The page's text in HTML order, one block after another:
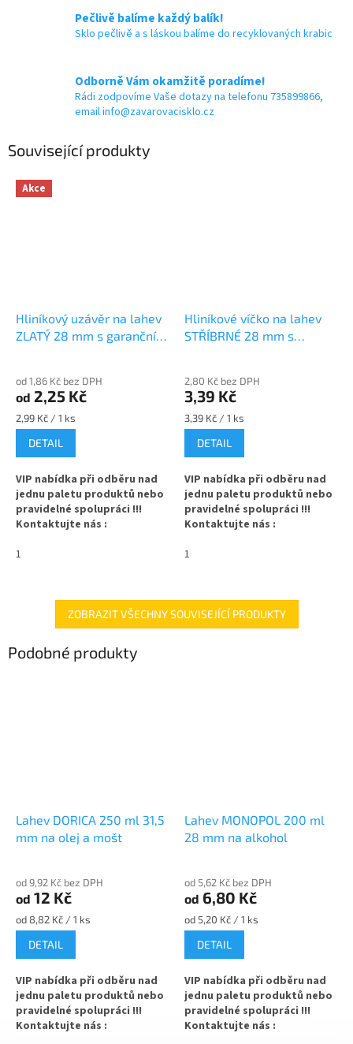
Pečlivě balíme každý balík!
Sklo pečlivě a s láskou balíme do recyklovaných krabic
Odborně Vám okamžitě poradíme!
Rádi zodpovíme Vaše dotazy na telefonu 735899866,
email info@zavarovacisklo.cz
Související produkty
Akce
Hliníkový uzávěr na lahev
ZLATÝ 28 mm s garančním
od 1,86 Kč bez DPH
od 2,25 Kč
Měrná
cena:
2,99 Kč / 1 ks
DETAIL
VIP nabídka při odběru nad
jednu paletu produktů nebo
pravidelné spolupráci !!!
Kontaktujte nás :
✅ Šroubovací víčko pro snadné
otevření lahve
✅ Hliníkové víčko s pojistným
1
Hliníkové víčko na lahev
STŘÍBRNÉ 28 mm s
2,80 Kč bez DPH
3,39 Kč
Měrná
cena:
3,39 Kč / 1 ks
DETAIL
VIP nabídka při odběru nad
jednu paletu produktů nebo
pravidelné spolupráci !!!
Kontaktujte nás :
✅ Šroubovací víčko pro snadné
otevření lahve
1
ZOBRAZIT VŠECHNY SOUVISEJÍCÍ PRODUKTY
Podobné produkty
Lahev DORICA 250 ml 31,5
mm na olej a mošt
od 9,92 Kč bez DPH
od 12 Kč
Měrná
cena:
od 8,82 Kč / 1 ks
DETAIL
VIP nabídka při odběru nad
jednu paletu produktů nebo
pravidelné spolupráci !!!
Kontaktujte nás :
Lahev MONOPOL 200 ml
28 mm na alkohol
od 5,62 Kč bez DPH
od 6,80 Kč
Měrná
cena:
od 5,20 Kč / 1 ks
DETAIL
VIP nabídka při odběru nad
jednu paletu produktů nebo
pravidelné spolupráci !!!
Kontaktujte nás :